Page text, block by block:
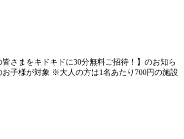
さまをキドキドに30分無料ご招待！】のお知ら
子様が対象 ※大人の方は1名あたり700円の施設